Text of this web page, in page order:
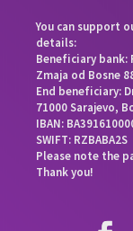
You can support
details:
Beneficiary bank:
Zmaja od Bosne
End beneficiary:
71000 Sarajevo,
IBAN:
SWIFT: RZBABA2S
Please note the
Thank you!